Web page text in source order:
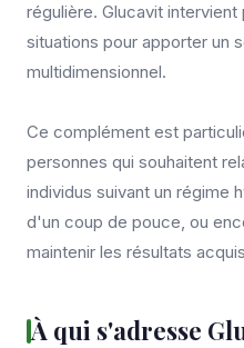
régulière. Glucavit
situations pour apporter un
multidimensionnel.
Ce complément est
personnes qui souhaitent
individus suivant un régime
d'un coup de pouce, ou
maintenir les résultats
À qui s'adresse